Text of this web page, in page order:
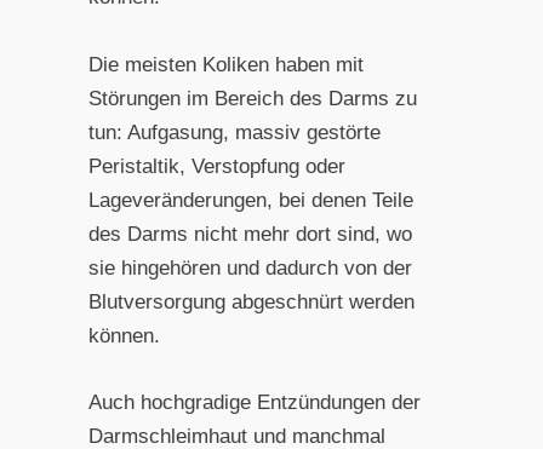
Die meisten Koliken haben mit
Störungen im Bereich des Darms zu
tun: Aufgasung, massiv gestörte
Peristaltik, Verstopfung oder
Lageveränderungen, bei denen Teile
des Darms nicht mehr dort sind, wo
sie hingehören und dadurch von der
Blutversorgung abgeschnürt werden
können.
Auch hochgradige Entzündungen der
Darmschleimhaut und manchmal